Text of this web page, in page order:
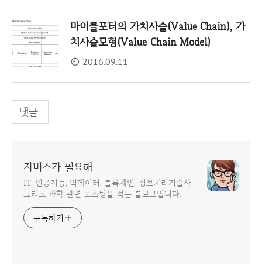
마이클포터의 가치사슬(Value Chain), 가
치사슬모형(Value Chain Model)
2016.09.11
댓글
자비스가 필요해
IT, 인공지능, 빅데이터, 블록체인, 정보처리기술사
그리고 과학 관련 포스팅을 적는 블로그입니다.
구독하기